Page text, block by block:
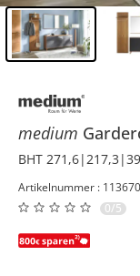
medium
BHT
Artikelnummer :
0/5